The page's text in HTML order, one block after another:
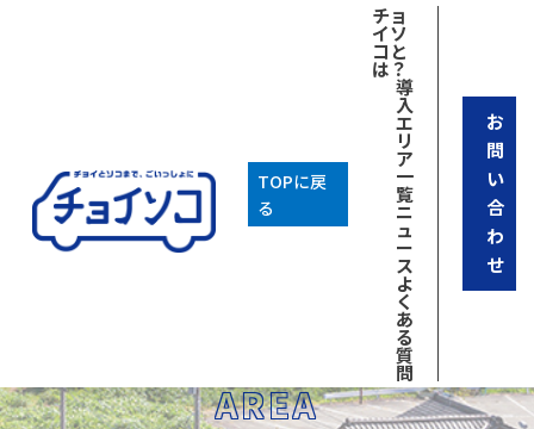
TOPに戻
る
チョ
イソ
コと
は？
導
入
エ
リ
ア
一
覧
ニ
ュ
ー
ス
よ
く
あ
る
質
問
お
問
い
合
わ
せ
AREA